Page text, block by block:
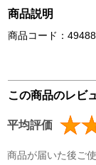
商品説明
商品コード：
この商品のレビ
平均評価
商品が届いた後ご